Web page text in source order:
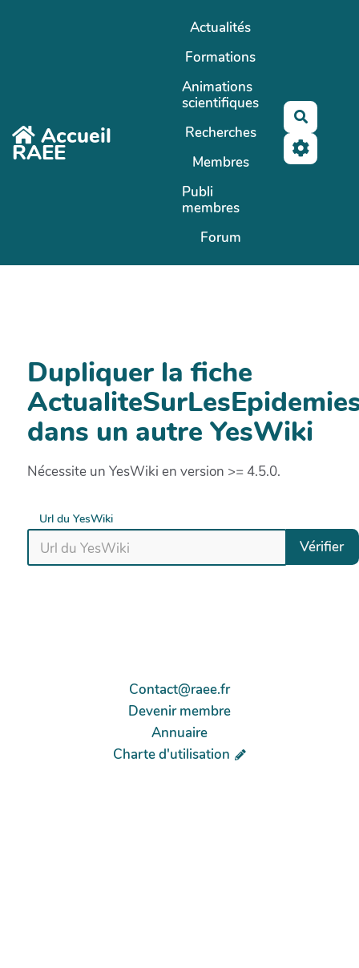
Accueil
RAEE
Actualités
Formations
Animations
scientifiques
Recherches
Membres
Publi
membres
Forum
Dupliquer la fiche
dans un autre YesWiki
Nécessite un YesWiki en version >= 4.5.0.
Url du YesWiki
Vérifier
Contact@raee.fr
Devenir membre
Annuaire
Charte d'utilisation